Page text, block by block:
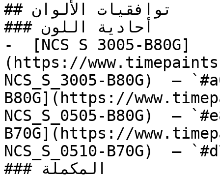
## توافقيات الألوان
### أحادية اللون
-  [NCS S 3005-B80G]
(https://
NCS_S_3005-B80G)  —
B80G](https://
NCS_S_0505-B80G)  —
B70G](https://
NCS_S_0510-B70G)  —
### المكملة